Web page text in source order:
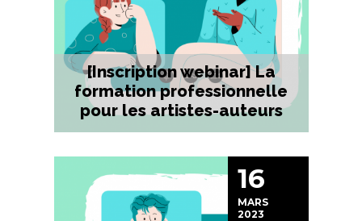
[Inscription webinar] La
formation professionnelle
pour les artistes-auteurs
16
MARS
2023